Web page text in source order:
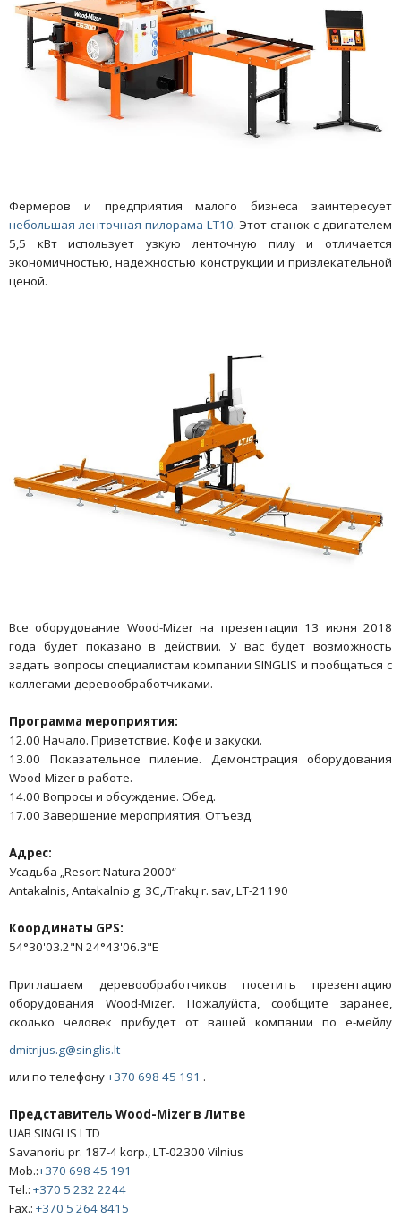
Фермеров и предприятия малого бизнеса заинтересует
небольшая ленточная пилорама LT10. Этот станок с двигателем
5,5 кВт использует узкую ленточную пилу и отличается
экономичностью, надежностью конструкции и привлекательной
ценой.
Все оборудование Wood-Mizer на презентации 13 июня 2018
года будет показано в действии. У вас будет возможность
задать вопросы специалистам компании SINGLIS и пообщаться с
коллегами-деревообработчиками.
Программа мероприятия:
12.00 Начало. Приветствие. Кофе и закуски.
13.00 Показательное пиление. Демонстрация оборудования
Wood-Mizer в работе.
14.00 Вопросы и обсуждение. Обед.
17.00 Завершение мероприятия. Отъезд.
Адрес:
Усадьба „Resort Natura 2000“
Antakalnis, Antakalnio g. 3C,/Trakų r. sav, LT-21190
Координаты GPS:
54°30'03.2"N 24°43'06.3"E
Приглашаем деревообработчиков посетить презентацию
оборудования Wood-Mizer. Пожалуйста, сообщите заранее,
сколько человек прибудет от вашей компании по е-мейлу
dmitrijus.g@singlis.lt
или по телефону+370 698 45 191 .
Представитель Wood-Mizer в Литве
UAB SINGLIS LTD
Savanoriu pr. 187-4 korp., LT-02300 Vilnius
Mob.:+370 698 45 191
Tel.: +370 5 232 2244
Fax.: +370 5 264 8415